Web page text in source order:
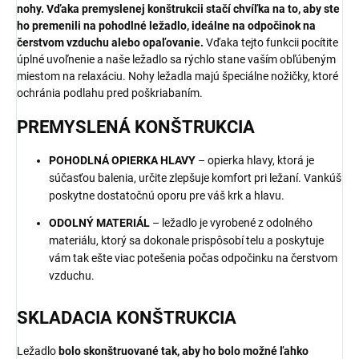
nohy. Vďaka premyslenej konštrukcii stačí chvíľka na to, aby ste
ho premenili na pohodlné ležadlo, ideálne na odpočinok na
čerstvom vzduchu alebo opaľovanie. Vďaka tejto funkcii pocítite
úplné uvoľnenie a naše ležadlo sa rýchlo stane vaším obľúbeným
miestom na relaxáciu. Nohy ležadla majú špeciálne nožičky, ktoré
ochránia podlahu pred poškriabaním.
PREMYSLENÁ KONŠTRUKCIA
POHODLNÁ OPIERKA HLAVY – opierka hlavy, ktorá je
súčasťou balenia, určite zlepšuje komfort pri ležaní. Vankúš
poskytne dostatočnú oporu pre váš krk a hlavu.
ODOLNÝ MATERIÁL – ležadlo je vyrobené z odolného
materiálu, ktorý sa dokonale prispôsobí telu a poskytuje
vám tak ešte viac potešenia počas odpočinku na čerstvom
vzduchu.
SKLADACIA KONŠTRUKCIA
Ležadlo bolo skonštruované tak, aby ho bolo možné ľahko